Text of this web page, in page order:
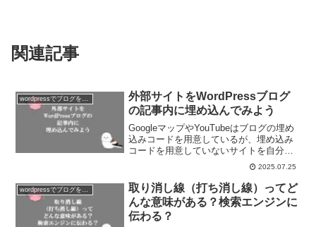
関連記事
外部サイトをWordPressブログ
の記事内に埋め込んでみよう
GoogleマップやYouTubeはブログの埋め
込みコードを用意しているが、埋め込み
コードを用意していないサイトを自分の
ブログやHPに埋め込むことってできるん
だろうか？ 「iframe」というHTMLタグ
を使って、外部サイトを投稿記事の中
に...
2025.07.25
取り消し線（打ち消し線）ってど
んな意味がある？検索エンジンに
伝わる？